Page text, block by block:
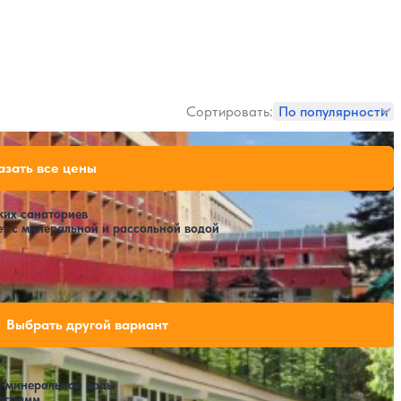
Сортировать: По популярности
санаториев
с минеральной и рассольной водой
132,552 ₽
136,416 ₽
за 7 ночей, 2 взрослых
все цены
минеральной воды
свободных мест на выбранные даты
Выбрать другой вариант